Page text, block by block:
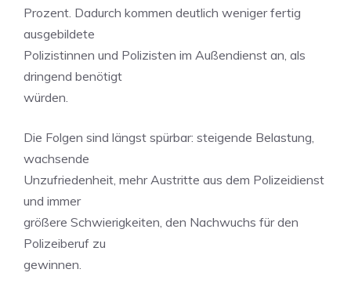
Prozent. Dadurch kommen deutlich weniger fertig
ausgebildete
Polizistinnen und Polizisten im Außendienst an, als
dringend benötigt
würden.
Die Folgen sind längst spürbar: steigende Belastung,
wachsende
Unzufriedenheit, mehr Austritte aus dem Polizeidienst
und immer
größere Schwierigkeiten, den Nachwuchs für den
Polizeiberuf zu
gewinnen.